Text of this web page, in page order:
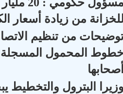
مسؤول
من زيادة أسعار
من تنظيم
المحمول
البترول والتخطيط